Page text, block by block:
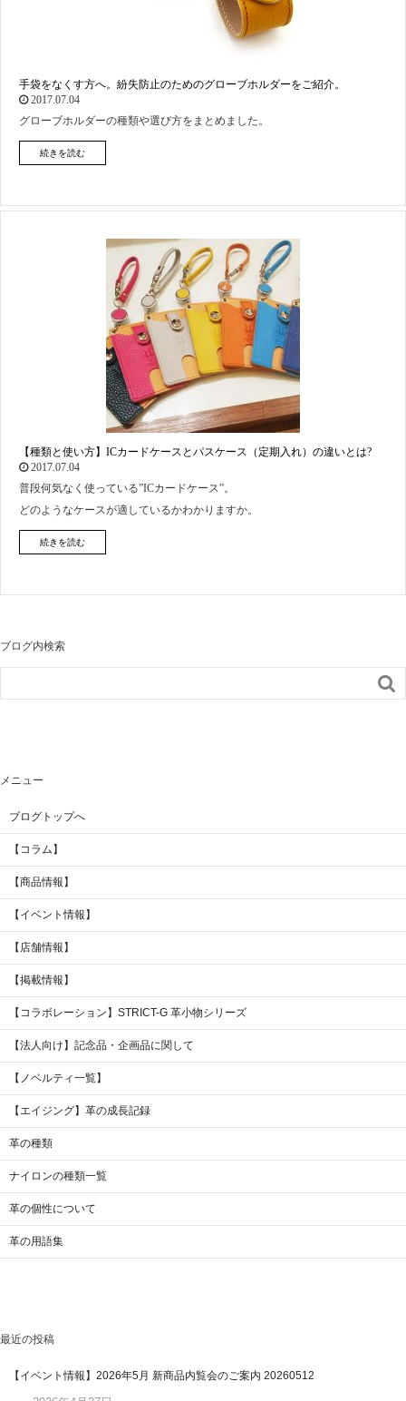
手袋をなくす方へ。紛失防止のためのグローブホルダーをご紹介。
2017.07.04
グローブホルダーの種類や選び方をまとめました。
続きを読む
【種類と使い方】ICカードケースとパスケース（定期入れ）の違いとは?
2017.07.04
普段何気なく使っている”ICカードケース”。
どのようなケースが適しているかわかりますか。
続きを読む
ブログ内検索

メニュー
ブログトップへ
【コラム】
【商品情報】
【イベント情報】
【店舗情報】
【掲載情報】
【コラボレーション】STRICT-G 革小物シリーズ
【法人向け】記念品・企画品に関して
【ノベルティ一覧】
【エイジング】革の成長記録
革の種類
ナイロンの種類一覧
革の個性について
革の用語集
最近の投稿
【イベント情報】2026年5月 新商品内覧会のご案内 20260512